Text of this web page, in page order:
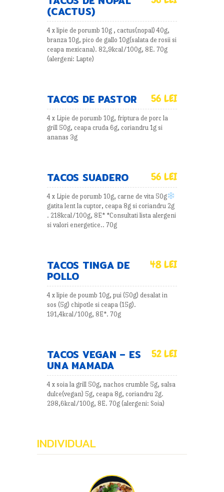
(CACTUS)
4 x lipie de porumb 10g , cactus(nopal) 40g,
branza 10g, pico de gallo 10g(salata de rosii si
ceapa mexicana). 82,9kcal/100g, 8E. 70g
(alergeni: Lapte)
TACOS DE PASTOR 56 LEI
4 x Lipie de porumb 10g, friptura de porc la
grill 50g, ceapa cruda 6g, coriandru 1g si
ananas 3g
TACOS SUADERO 56 LEI
4 x Lipie de porumb 10g, carne de vita 50g
gatita lent la cuptor, ceapa 8g si coriandru 2g
. 218kcal/100g, 8E* *Consultati lista alergeni
si valori energetice.. 70g
TACOS TINGA DE
POLLO
48 LEI
4 x lipie de poumb 10g, pui (50g) desalat in
sos (5g) chipotle si ceapa (15g).
191,4kcal/100g, 8E*. 70g
TACOS VEGAN – ES
UNA MAMADA
52 LEI
4 x soia la grill 50g, nachos crumble 5g, salsa
dulce(vegan) 5g, ceapa 8g, coriandru 2g.
298,6kcal/100g, 8E. 70g (alergeni: Soia)
INDIVIDUAL